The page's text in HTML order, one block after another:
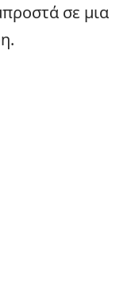
σε μια